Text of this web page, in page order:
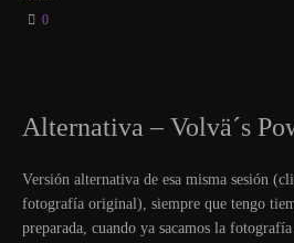
0
Alternativa – Volvä´s
Versión alternativa de esa misma sesión
fotografía original), siempre que tengo
preparada, cuando ya sacamos la